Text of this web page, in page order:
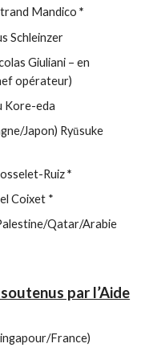
Mandico*
Schleinzer
Giuliani – en
opérateur)
Kore-eda
Japon) Ryūsuke
Ruiz*
Coixet *
Qatar/Arabie
par l’Aide
France)